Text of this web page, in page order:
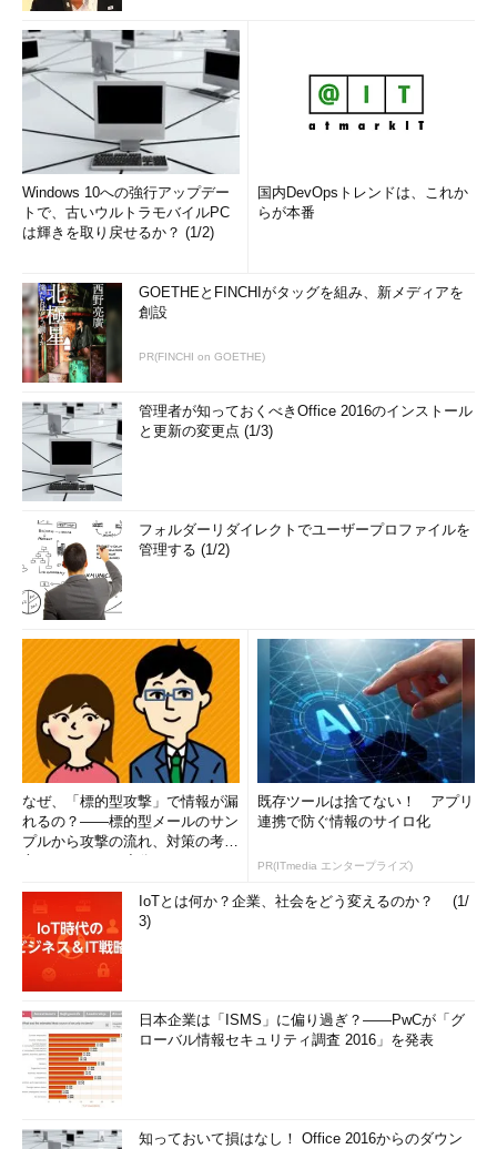
Windows 10への強行アップデー
トで、古いウルトラモバイルPC
は輝きを取り戻せるか？ (1/2)
国内DevOpsトレンドは、これか
らが本番
GOETHEとFINCHIがタッグを組み、新メディアを
創設
PR(FINCHI on GOETHE)
管理者が知っておくべきOffice 2016のインストール
と更新の変更点 (1/3)
フォルダーリダイレクトでユーザープロファイルを
管理する (1/2)
なぜ、「標的型攻撃」で情報が漏
れるの？――標的型メールのサン
プルから攻撃の流れ、対策の考え
既存ツールは捨てない！ アプリ
連携で防ぐ情報のサイロ化
PR(ITmedia エンタープライズ)
IoTとは何か？企業、社会をどう変えるのか？ (1/
3)
日本企業は「ISMS」に偏り過ぎ？――PwCが「グ
ローバル情報セキュリティ調査 2016」を発表
知っておいて損はなし！ Office 2016からのダウン